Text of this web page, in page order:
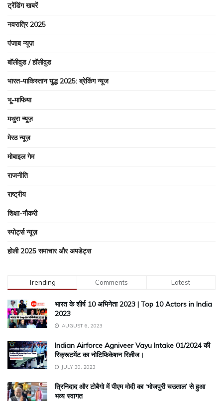
ट्रेंडिंग खबरें
नवरात्रि 2025
पंजाब न्यूज़
बॉलीवुड / हॉलीवुड
भारत-पाकिस्तान युद्ध 2025: ब्रेकिंग न्यूज
भू-माफिया
मथुरा न्यूज़
मेरठ न्यूज़
मोबाइल गेम
राजनीति
राष्ट्रीय
शिक्षा-नौकरी
स्पोर्ट्स न्यूज़
होली 2025 समाचार और अपडेट्स
Trending Comments Latest
भारत के शीर्ष 10 अभिनेता 2023 | Top 10 Actors in India
2023
AUGUST 6, 2023
Indian Airforce Agniveer Vayu Intake 01/2024 की
रिक्रूटमेंट का नोटिफिकेशन रिलीज।
JULY 30, 2023
त्रिनिदाद और टोबैगो में पीएम मोदी का ‘भोजपुरी चउताल’ से हुआ
भव्य स्वागत